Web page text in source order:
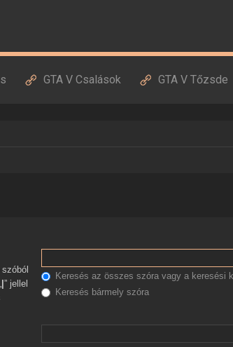
GTA V Csalások GTA V Tőzsde
|” jellel
Keresés az összes szóra vagy a keresési
Keresés bármely szóra